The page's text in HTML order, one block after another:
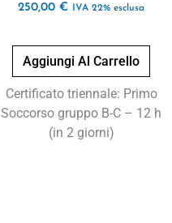
250,00 € IVA 22% esclusa
Aggiungi Al Carrello
Certificato triennale: Primo
Soccorso gruppo B-C – 12 h
(in 2 giorni)